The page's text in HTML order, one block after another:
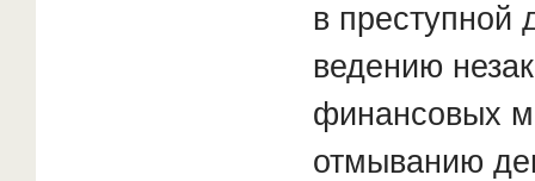
в преступной
ведению
финансовых
отмыванию